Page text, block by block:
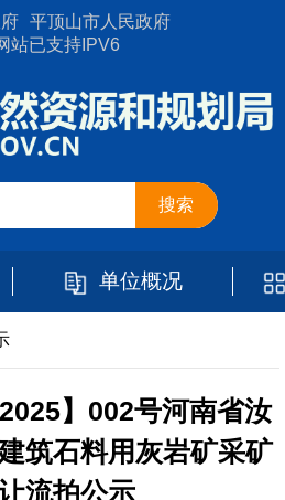
平顶山市人民政府
站已支持IPV6
单位概况
】002号河南省汝
筑石料用灰岩矿采矿
流拍公示